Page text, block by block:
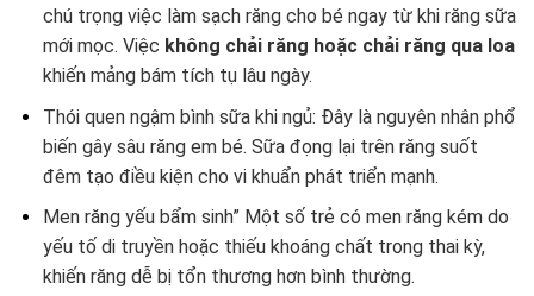
chú trọng việc làm sạch răng cho bé ngay từ khi răng sữa
mới mọc. Việc không chải răng hoặc chải răng qua loa
khiến mảng bám tích tụ lâu ngày.
Thói quen ngậm bình sữa khi ngủ: Đây là nguyên nhân phổ
biến gây sâu răng em bé. Sữa đọng lại trên răng suốt
đêm tạo điều kiện cho vi khuẩn phát triển mạnh.
Men răng yếu bẩm sinh” Một số trẻ có men răng kém do
yếu tố di truyền hoặc thiếu khoáng chất trong thai kỳ,
khiến răng dễ bị tổn thương hơn bình thường.